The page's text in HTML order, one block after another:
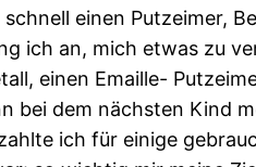
einen Putzeimer,
ich an, mich etwas zu
einen Emaille-
bei dem nächsten Kind
ich für einige